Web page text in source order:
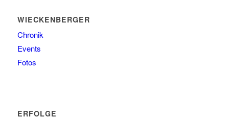
WIECKENBERGER
Chronik
Events
Fotos
ERFOLGE